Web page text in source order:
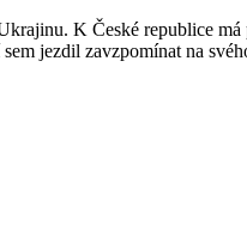
K České republice
jezdil zavzpomínat na